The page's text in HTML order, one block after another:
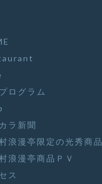
ログラム
ラ新聞
浪漫亭限定の光秀商品
浪漫亭商品ＰＶ
ス